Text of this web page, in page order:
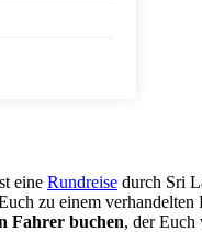
eine Rundreise durch Sri
zu einem
Fahrer buchen, der Euch